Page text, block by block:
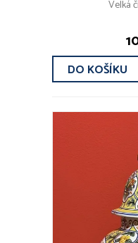
Velká
DO KOŠÍKU